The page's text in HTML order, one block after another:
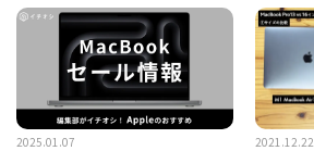
2025.01.07 2021.12.22